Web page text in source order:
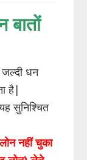
धन
है|
सुनिश्चित
नहीं चुका